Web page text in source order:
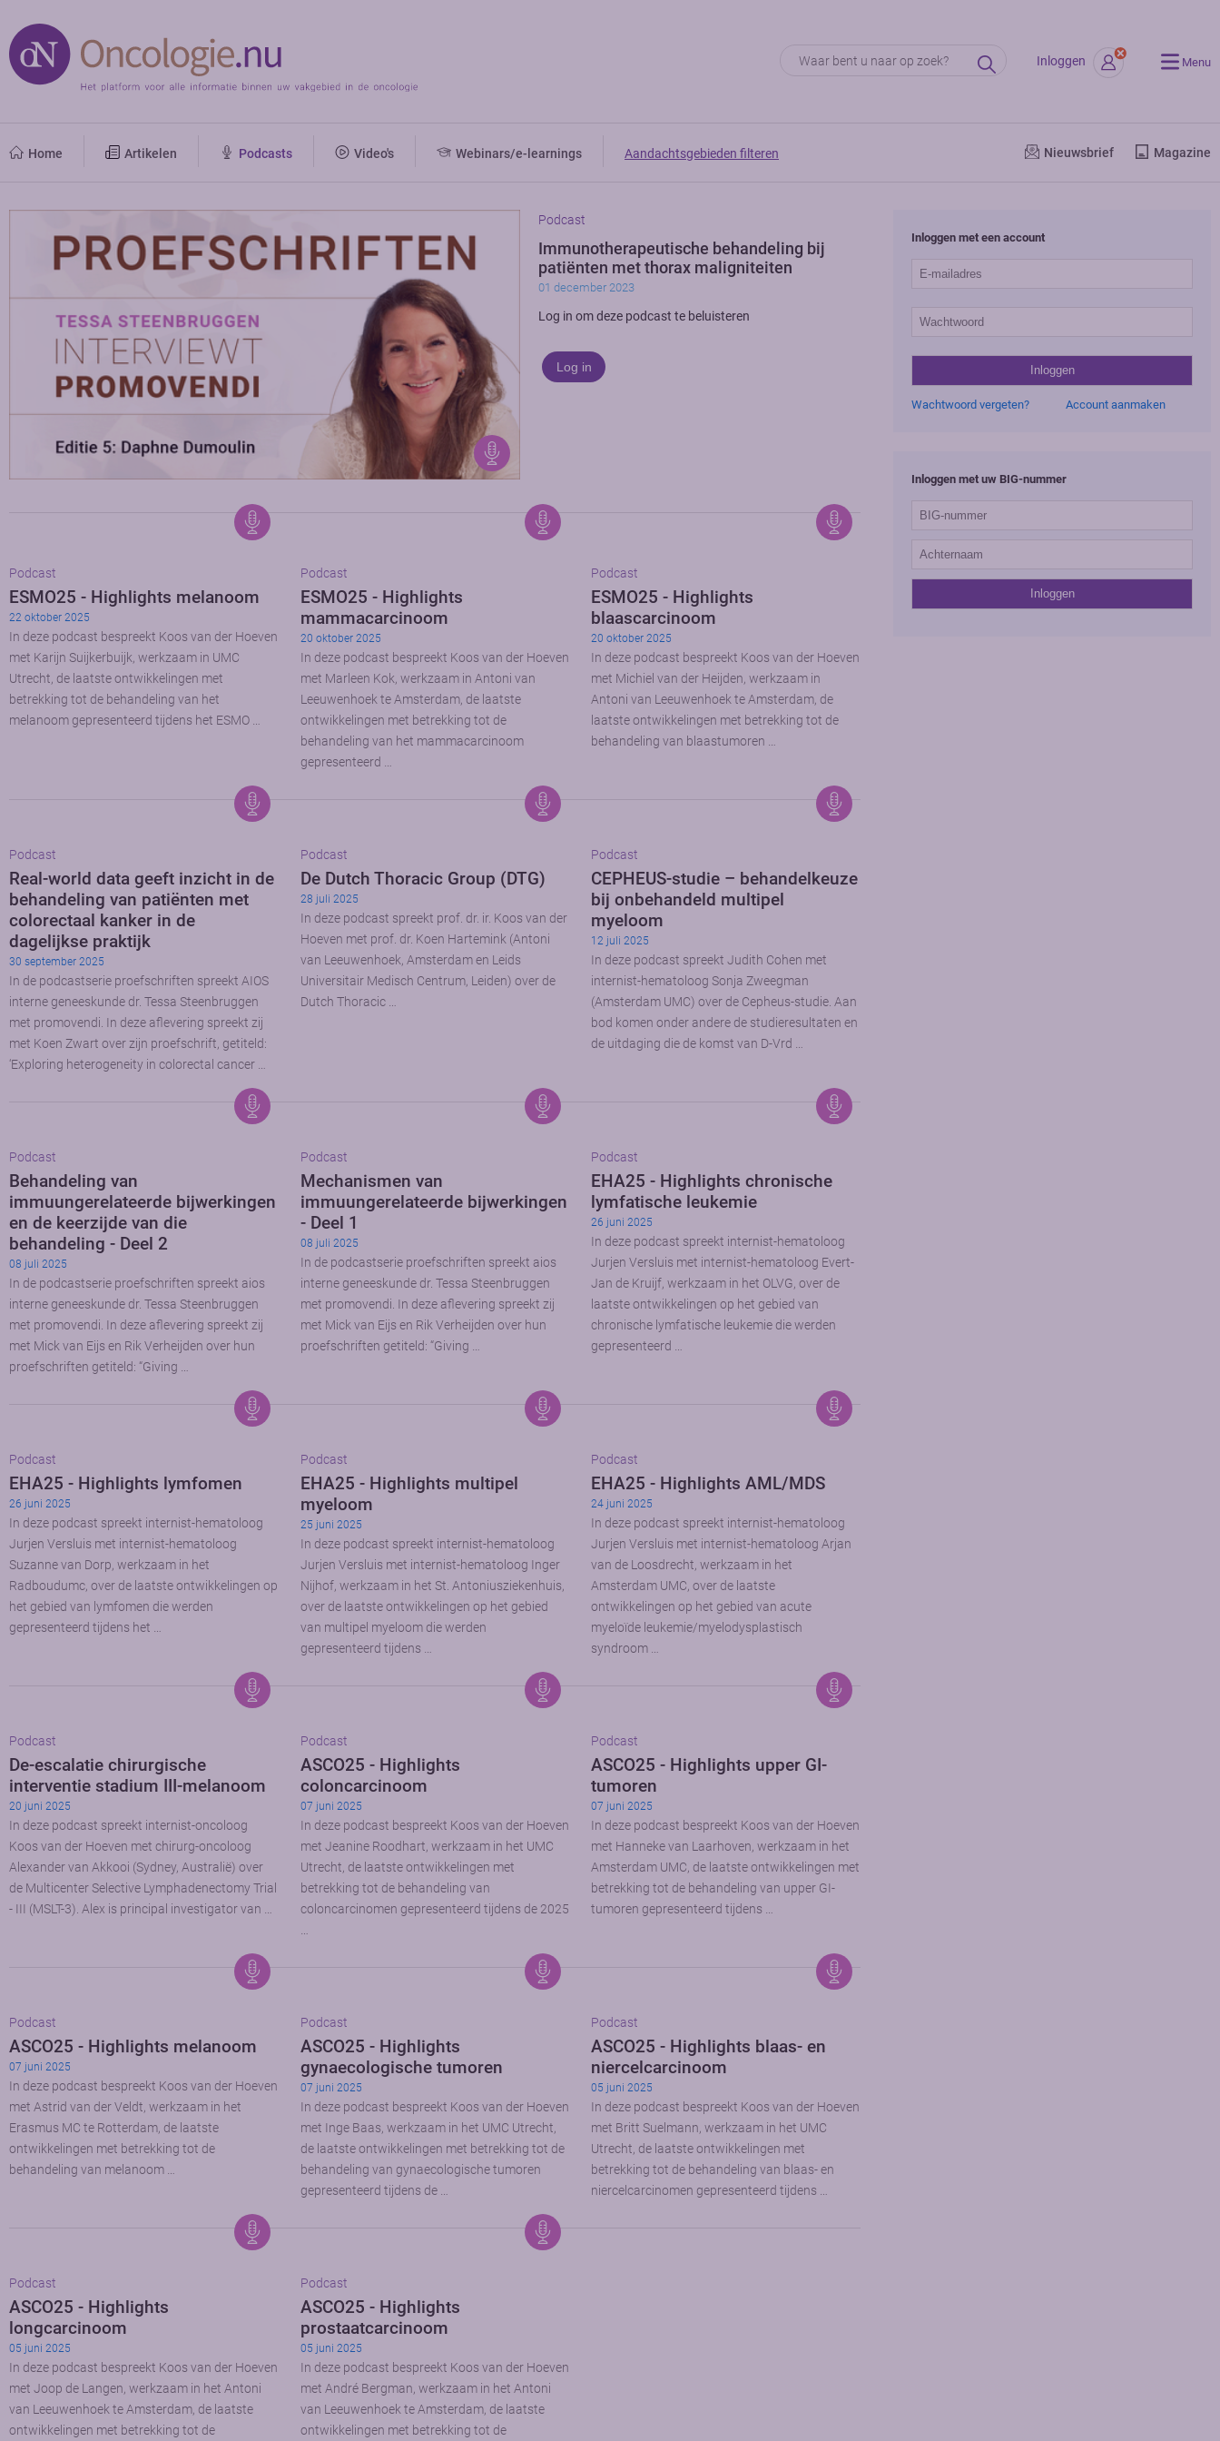
Inloggen Menu
Home Artikelen Podcasts Video's Webinars/e-learnings Aandachtsgebieden filteren Nieuwsbrief Magazine
Podcast
Immunotherapeutische behandeling bij
patiënten met thorax maligniteiten
01 december 2023
Log in om deze podcast te beluisteren
Log in
Podcast
ESMO25 - Highlights melanoom
22 oktober 2025
In deze podcast bespreekt Koos van der Hoeven
met Karijn Suijkerbuijk, werkzaam in UMC
Utrecht, de laatste ontwikkelingen met
betrekking tot de behandeling van het
melanoom gepresenteerd tijdens het ESMO …
Podcast
ESMO25 - Highlights
mammacarcinoom
20 oktober 2025
In deze podcast bespreekt Koos van der Hoeven
met Marleen Kok, werkzaam in Antoni van
Leeuwenhoek te Amsterdam, de laatste
ontwikkelingen met betrekking tot de
behandeling van het mammacarcinoom
gepresenteerd …
Podcast
ESMO25 - Highlights
blaascarcinoom
20 oktober 2025
In deze podcast bespreekt Koos van der Hoeven
met Michiel van der Heijden, werkzaam in
Antoni van Leeuwenhoek te Amsterdam, de
laatste ontwikkelingen met betrekking tot de
behandeling van blaastumoren …
Podcast
Real-world data geeft inzicht in de
behandeling van patiënten met
colorectaal kanker in de
dagelijkse praktijk
30 september 2025
In de podcastserie proefschriften spreekt AIOS
interne geneeskunde dr. Tessa Steenbruggen
met promovendi. In deze aflevering spreekt zij
met Koen Zwart over zijn proefschrift, getiteld:
‘Exploring heterogeneity in colorectal cancer …
Podcast
De Dutch Thoracic Group (DTG)
28 juli 2025
In deze podcast spreekt prof. dr. ir. Koos van der
Hoeven met prof. dr. Koen Hartemink (Antoni
van Leeuwenhoek, Amsterdam en Leids
Universitair Medisch Centrum, Leiden) over de
Dutch Thoracic …
Podcast
CEPHEUS-studie – behandelkeuze
bij onbehandeld multipel
myeloom
12 juli 2025
In deze podcast spreekt Judith Cohen met
internist-hematoloog Sonja Zweegman
(Amsterdam UMC) over de Cepheus-studie. Aan
bod komen onder andere de studieresultaten en
de uitdaging die de komst van D-Vrd …
Podcast
Behandeling van
immuungerelateerde bijwerkingen
en de keerzijde van die
behandeling - Deel 2
08 juli 2025
In de podcastserie proefschriften spreekt aios
interne geneeskunde dr. Tessa Steenbruggen
met promovendi. In deze aflevering spreekt zij
met Mick van Eijs en Rik Verheijden over hun
proefschriften getiteld: “Giving …
Podcast
Mechanismen van
immuungerelateerde bijwerkingen
- Deel 1
08 juli 2025
In de podcastserie proefschriften spreekt aios
interne geneeskunde dr. Tessa Steenbruggen
met promovendi. In deze aflevering spreekt zij
met Mick van Eijs en Rik Verheijden over hun
proefschriften getiteld: “Giving …
Podcast
EHA25 - Highlights chronische
lymfatische leukemie
26 juni 2025
In deze podcast spreekt internist-hematoloog
Jurjen Versluis met internist-hematoloog Evert-
Jan de Kruijf, werkzaam in het OLVG, over de
laatste ontwikkelingen op het gebied van
chronische lymfatische leukemie die werden
gepresenteerd …
Podcast
EHA25 - Highlights lymfomen
26 juni 2025
In deze podcast spreekt internist-hematoloog
Jurjen Versluis met internist-hematoloog
Suzanne van Dorp, werkzaam in het
Radboudumc, over de laatste ontwikkelingen op
het gebied van lymfomen die werden
gepresenteerd tijdens het …
Podcast
EHA25 - Highlights multipel
myeloom
25 juni 2025
In deze podcast spreekt internist-hematoloog
Jurjen Versluis met internist-hematoloog Inger
Nijhof, werkzaam in het St. Antoniusziekenhuis,
over de laatste ontwikkelingen op het gebied
van multipel myeloom die werden
gepresenteerd tijdens …
Podcast
EHA25 - Highlights AML/MDS
24 juni 2025
In deze podcast spreekt internist-hematoloog
Jurjen Versluis met internist-hematoloog Arjan
van de Loosdrecht, werkzaam in het
Amsterdam UMC, over de laatste
ontwikkelingen op het gebied van acute
myeloïde leukemie/myelodysplastisch
syndroom …
Podcast
De-escalatie chirurgische
interventie stadium III-melanoom
20 juni 2025
In deze podcast spreekt internist-oncoloog
Koos van der Hoeven met chirurg-oncoloog
Alexander van Akkooi (Sydney, Australië) over
de Multicenter Selective Lymphadenectomy Trial
- III (MSLT-3). Alex is principal investigator van …
Podcast
ASCO25 - Highlights
coloncarcinoom
07 juni 2025
In deze podcast bespreekt Koos van der Hoeven
met Jeanine Roodhart, werkzaam in het UMC
Utrecht, de laatste ontwikkelingen met
betrekking tot de behandeling van
coloncarcinomen gepresenteerd tijdens de 2025
…
Podcast
ASCO25 - Highlights upper GI-
tumoren
07 juni 2025
In deze podcast bespreekt Koos van der Hoeven
met Hanneke van Laarhoven, werkzaam in het
Amsterdam UMC, de laatste ontwikkelingen met
betrekking tot de behandeling van upper GI-
tumoren gepresenteerd tijdens …
Podcast
ASCO25 - Highlights melanoom
07 juni 2025
In deze podcast bespreekt Koos van der Hoeven
met Astrid van der Veldt, werkzaam in het
Erasmus MC te Rotterdam, de laatste
ontwikkelingen met betrekking tot de
behandeling van melanoom …
Podcast
ASCO25 - Highlights
gynaecologische tumoren
07 juni 2025
In deze podcast bespreekt Koos van der Hoeven
met Inge Baas, werkzaam in het UMC Utrecht,
de laatste ontwikkelingen met betrekking tot de
behandeling van gynaecologische tumoren
gepresenteerd tijdens de …
Podcast
ASCO25 - Highlights blaas- en
niercelcarcinoom
05 juni 2025
In deze podcast bespreekt Koos van der Hoeven
met Britt Suelmann, werkzaam in het UMC
Utrecht, de laatste ontwikkelingen met
betrekking tot de behandeling van blaas- en
niercelcarcinomen gepresenteerd tijdens …
Podcast
ASCO25 - Highlights
longcarcinoom
05 juni 2025
In deze podcast bespreekt Koos van der Hoeven
met Joop de Langen, werkzaam in het Antoni
van Leeuwenhoek te Amsterdam, de laatste
ontwikkelingen met betrekking tot de
Podcast
ASCO25 - Highlights
prostaatcarcinoom
05 juni 2025
In deze podcast bespreekt Koos van der Hoeven
met André Bergman, werkzaam in het Antoni
van Leeuwenhoek te Amsterdam, de laatste
ontwikkelingen met betrekking tot de
Inloggen met een account
Wachtwoord vergeten? Account aanmaken
Inloggen met uw BIG-nummer